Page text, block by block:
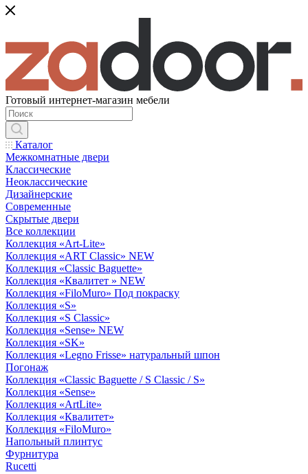
Готовый интернет-магазин мебели
Каталог
Межкомнатные двери
Классические
Неоклассические
Дизайнерские
Современные
Скрытые двери
Все коллекции
Коллекция «Art-Lite»
Коллекция «ART Classic» NEW
Коллекция «Classic Baguette»
Коллекция «Квалитет » NEW
Коллекция «FiloMuro» Под покраску
Коллекция «S»
Коллекция «S Classic»
Коллекция «Sense» NEW
Коллекция «SK»
Коллекция «Legno Frisse» натуральный шпон
Погонаж
Коллекция «Classic Baguette / S Classic / S»
Коллекция «Sense»
Коллекция «ArtLite»
Коллекция «Квалитет»
Коллекция «FiloMuro»
Напольный плинтус
Фурнитура
Rucetti